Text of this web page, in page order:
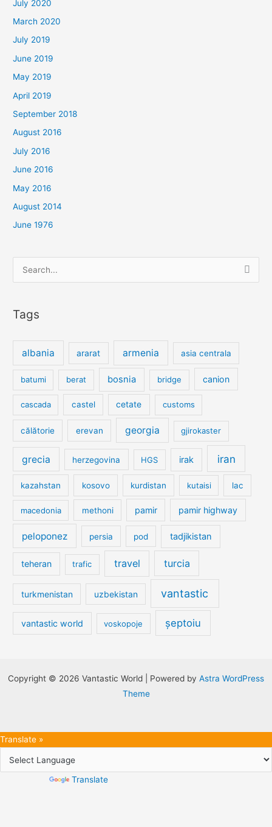
July 2020
March 2020
July 2019
June 2019
May 2019
April 2019
September 2018
August 2016
July 2016
June 2016
May 2016
August 2014
June 1976
for:
Tags
albania ararat armenia asia centrala
batumi berat bosnia bridge canion
cascada castel cetate customs
călătorie erevan georgia gjirokaster
grecia herzegovina HGS irak iran
kazahstan kosovo kurdistan kutaisi lac
macedonia methoni pamir pamir highway
peloponez persia pod tadjikistan
teheran trafic travel turcia
turkmenistan uzbekistan vantastic
vantastic world voskopoje șeptoiu
Copyright © 2026 Vantastic World | Powered by Astra WordPress
Theme
Translate »
Translate